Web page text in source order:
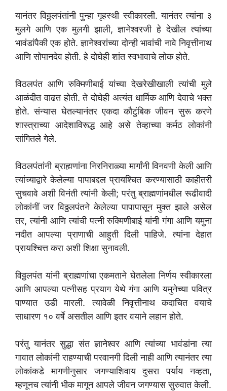
यानंतर विठ्ठलपंतांनी पुन्हा गृहस्थी स्वीकारली. यानंतर त्यांना ३
मुलगे आणि एक मुलगी झाली, ज्ञानेश्वरजी हे देखील त्यांच्या
भावंडांपैकी एक होते. ज्ञानेश्वरांच्या दोन्ही भावांची नावे निवृत्तीनाथ
आणि सोपानदेव होती. हे दोघेही शांत स्वभावाचे लोक होते.
विठलपंत आणि रुक्मिणीबाई यांच्या देखरेखीखाली त्यांची मुले
आळंदीत वाढत होती. ते दोघेही अत्यंत धार्मिक आणि देवाचे भक्त
होते. संन्यास घेतल्यानंतर एकदा कौटुंबिक जीवन सुरू करणे
शास्त्राच्या आदेशाविरूद्ध आहे असे तेव्हाच्या कर्मठ लोकांनी
सांगितले गेले.
विठलपंतांनी ब्राह्मणांना निरनिराळ्या मार्गांनी विनवणी केली आणि
त्यांच्याद्वारे केलेल्या पापाबद्दल प्रायश्चित करण्यासाठी काहीतरी
सुचवावे अशी विनंती त्यांनी केली; परंतु ब्राह्मणांमधील रूढीवादी
लोकांनीं जर विठ्ठलपंतने केलेल्या पापापासून मुक्त झाले असेल
तर, त्यांनी आणि त्यांची पत्नी रुक्मिणीबाई यांनी गंगा आणि यमुना
नदीत आपल्या प्राणाची आहुती दिली पाहिजे. त्यांना देहात
प्रायश्चित्त करा अशी शिक्षा सुनावली.
विठ्ठलपंत यांनी ब्राह्मणांचा एकमताने घेतलेला निर्णय स्वीकारला
आणि आपल्या पत्नीसह प्रयाग येथे गंगा आणि यमुनेच्या पवित्र
पाण्यात उडी मारली. त्यावेळी निवृत्तीनाथ कदाचित वयाचे
साधारण १० वर्षे असतील आणि इतर वयाने लहान होते.
परंतु यानंतर सुद्धा संत ज्ञानेश्वर आणि त्यांच्या भावंडांना त्या
गावात लोकांनी राहण्याची परवानगी दिली नाही आणि त्यानंतर त्या
लोकांकडे मागणीनुसार जगण्याशिवाय दुसरा पर्याय नव्हता,
म्हणूनच त्यांनी भीक मागून आपले जीवन जगण्यास सुरुवात केली.